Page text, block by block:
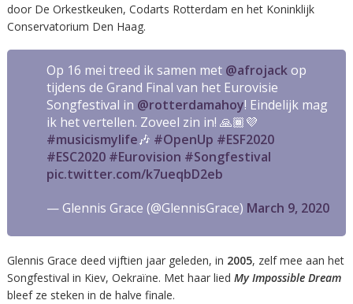
door De Orkestkeuken, Codarts Rotterdam en het Koninklijk
Conservatorium Den Haag.
Op 16 mei treed ik samen met @afrojackop
tijdens de Grand Final van het Eurovisie
Songfestival in @rotterdamahoy! Eindelijk mag
ik het vertellen. Zoveel zin in! 🙏🏾💜
#musicismylife🎶 #OpenUp #ESF2020
#ESC2020 #Eurovision #Songfestival
pic.twitter.com/k7ueqbD2eb
— Glennis Grace (@GlennisGrace) March 9, 2020
Glennis Grace deed vijftien jaar geleden, in 2005, zelf mee aan het
Songfestival in Kiev, Oekraïne. Met haar lied My Impossible Dream
bleef ze steken in de halve finale.